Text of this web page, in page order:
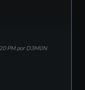
PM por D3M0N